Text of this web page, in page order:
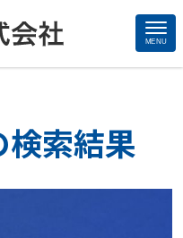
MENU
検索結果